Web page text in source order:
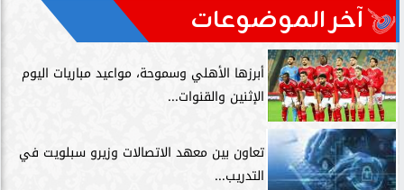
آخر الموضوعات
أبرزها الأهلي وسموحة، مواعيد مباريات اليوم
الإثنين والقنوات...
تعاون بين معهد الاتصالات وزيرو سبلويت في
التدريب...